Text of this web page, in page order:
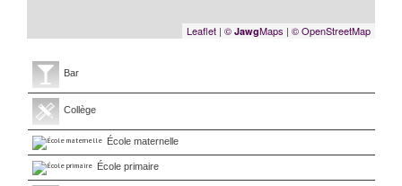
Leaflet | © JawgMaps | © OpenStreetMap
Bar
Collège
École maternelle
École primaire